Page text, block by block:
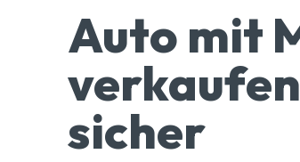
Auto mit
sicher